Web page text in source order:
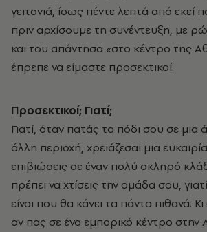
γειτονιά, ίσως πέντε λεπτά από εκεί
πριν αρχίσουμε τη συνέντευξη, με
και του απάντησα «στο κέντρο της
έπρεπε να είμαστε προσεκτικοί.
Προσεκτικοί; Γιατί;
Γιατί, όταν πατάς το πόδι σου σε
άλλη περιοχή, χρειάζεσαι μια
επιβιώσεις σε έναν πολύ σκληρό
πρέπει να χτίσεις την ομάδα σου,
είναι που θα κάνει τα πάντα πιθανά.
αν πας σε ένα εμπορικό κέντρο στην